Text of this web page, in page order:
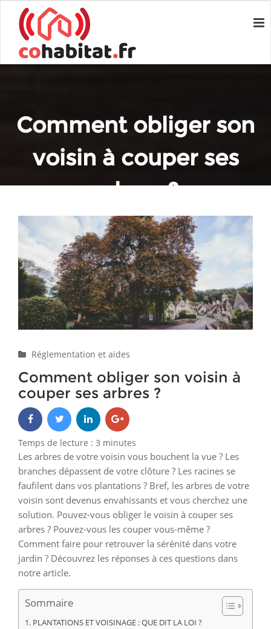
Comment obliger son
voisin à couper ses
arbres ?
Home
Réglementation et aides
Comment obliger son voisin à couper ses arbres ?
Réglementation et aides
Comment obliger son voisin à
couper ses arbres ?
Temps de lecture : 3 minutes
Les arbres de votre voisin vous bouchent la vue ? Les
branches dépassent de votre clôture ? Les racines se
faufilent dans vos plantations ? Bref, les arbres de votre
voisin sont devenus envahissants et vous cherchez une
solution. Pouvez-vous obliger le voisin à couper ses
arbres ? Pouvez-vous les couper vous-même ?
Comment faire pour retrouver la sérénité dans votre
jardin ? Découvrez les réponses à ces questions dans
notre article.
Sommaire
PLANTATIONS ET VOISINAGE : QUE DIT LA LOI ?